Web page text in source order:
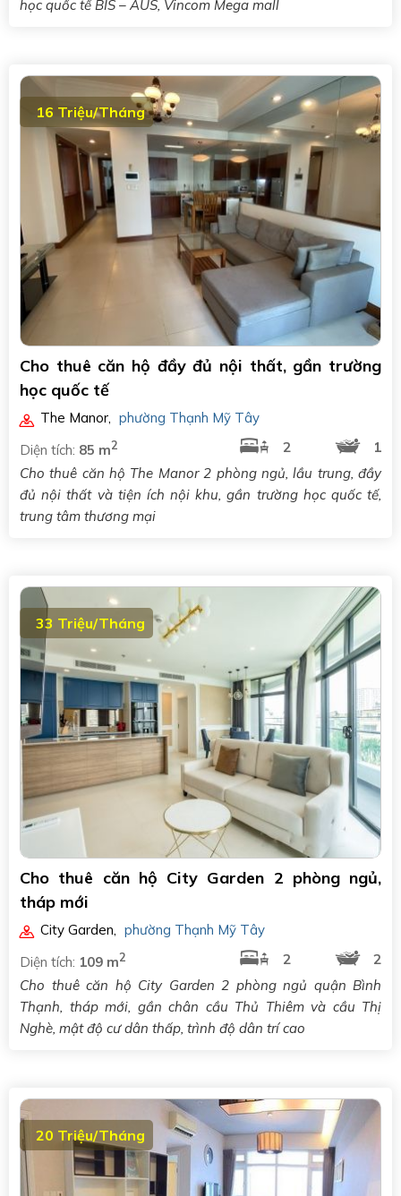
học quốc tế BIS – AUS, Vincom Mega mall
16 Triệu/Tháng
Cho thuê căn hộ đầy đủ nội thất, gần trường
học quốc tế
The Manor, phường Thạnh Mỹ Tây
Diện tích: 85 m2 2
1
Cho thuê căn hộ The Manor 2 phòng ngủ, lầu trung, đầy
đủ nội thất và tiện ích nội khu, gần trường học quốc tế,
trung tâm thương mại
33 Triệu/Tháng
Cho thuê căn hộ City Garden 2 phòng ngủ,
tháp mới
City Garden
phường Thạnh Mỹ Tây
Diện tích: 109 m2 2
2
Cho thuê căn hộ City Garden 2 phòng ngủ quận Bình
Thạnh, tháp mới, gần chân cầu Thủ Thiêm và cầu Thị
Nghè, mật độ cư dân thấp, trình độ dân trí cao
20 Triệu/Tháng